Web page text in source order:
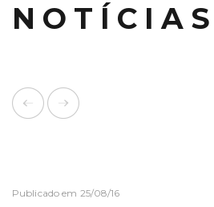
NOTÍCIAS
Publicado em 25/08/16